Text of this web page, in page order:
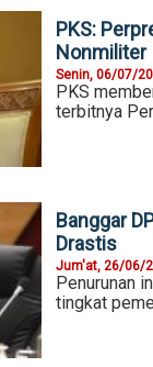
PKS:
Nonmiliter
Senin, 06/07/
PKS
terbitnya
Banggar
Drastis
Jum'at, 26/06/
Penurunan
tingkat